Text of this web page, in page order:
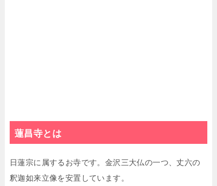
蓮昌寺とは
日蓮宗に属するお寺です。金沢三大仏の一つ、丈六の
釈迦如来立像を安置しています。